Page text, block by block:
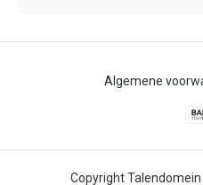
Algemene